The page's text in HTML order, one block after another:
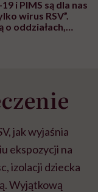
i PIMS są dla nas
wirus RSV”.
o oddziałach,
jak wyjaśnia
ekspozycji na
izolacji dziecka
Wyjątkową